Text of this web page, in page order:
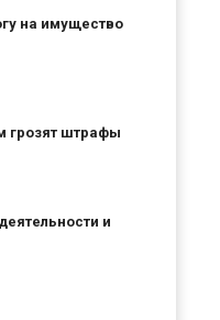
на имущество
грозят штрафы
и